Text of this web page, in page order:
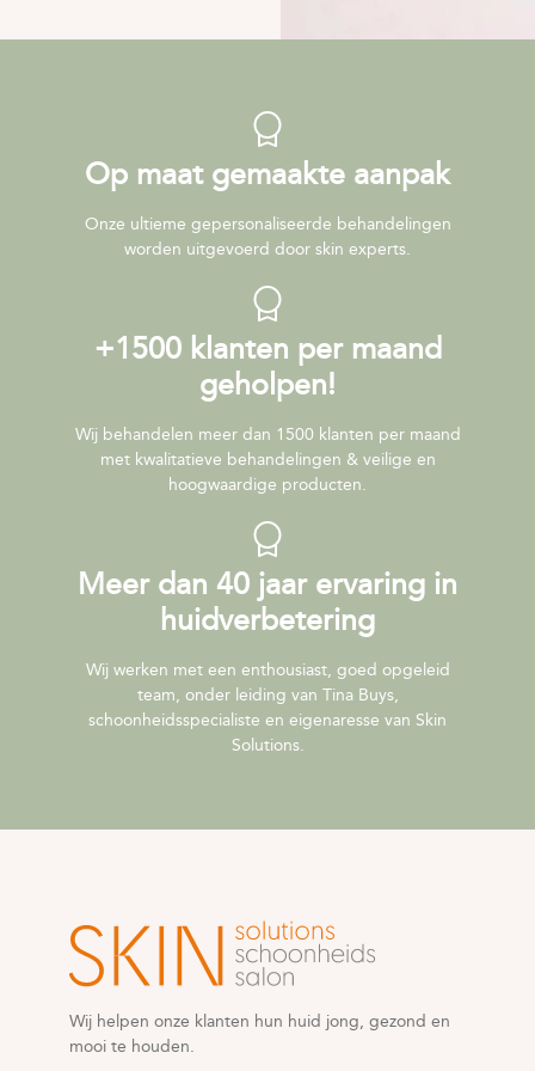
Op maat gemaakte aanpak
Onze ultieme gepersonaliseerde behandelingen
worden uitgevoerd door skin experts.
+1500 klanten per maand
geholpen!
Wij behandelen meer dan 1500 klanten per maand
met kwalitatieve behandelingen & veilige en
hoogwaardige producten.
Meer dan 40 jaar ervaring in
huidverbetering
Wij werken met een enthousiast, goed opgeleid
team, onder leiding van Tina Buys,
schoonheidsspecialiste en eigenaresse van Skin
Solutions.
Wij helpen onze klanten hun huid jong, gezond en
mooi te houden.